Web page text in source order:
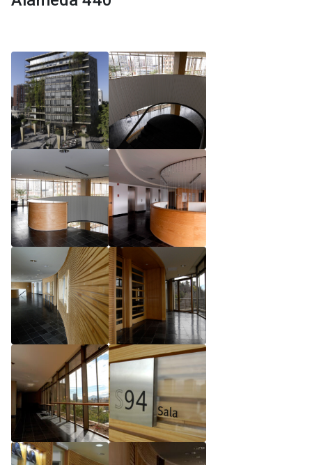
Reglamento de Magíster, Pontificia Universidad
Universidad Católica de Chile
Reglamento de Magíster, Pontificia Universidad
Católica de Chile LLM UC 2025
Reglamento de Seminarios de Graduación
Programa de Magíster en Derecho, LLM 2025